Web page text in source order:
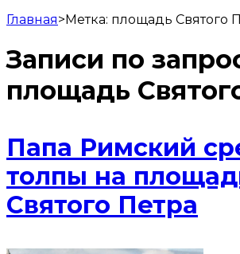
Главная>Метка: площадь Святого
Записи по
площадь
Папа Римский
толпы на
Святого Петра